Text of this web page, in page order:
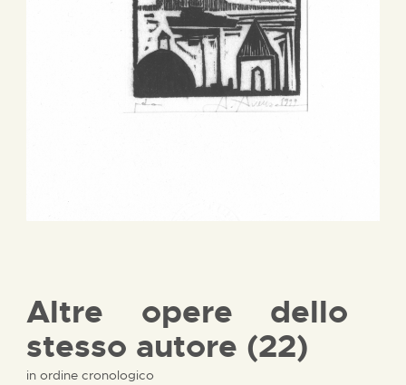
Altre opere dello
stesso autore (22)
in ordine cronologico